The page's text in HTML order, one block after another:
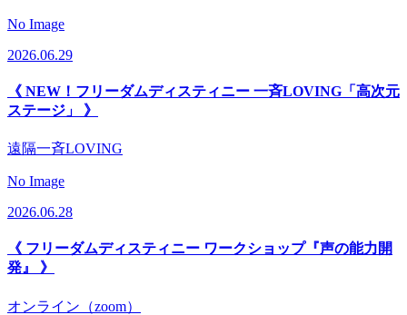
No Image
2026.06.29
《 NEW！フリーダムディスティニー 一斉LOVING「高次元
ステージ」 》
遠隔一斉LOVING
No Image
2026.06.28
《 フリーダムディスティニー ワークショップ『声の能力開
発』 》
オンライン（zoom）